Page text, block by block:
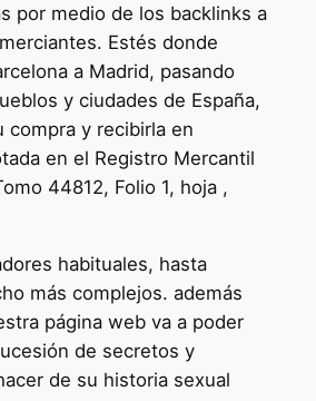
por medio de los backlinks a
Estés donde
a Madrid, pasando
y ciudades de España,
compra y recibirla en
en el Registro Mercantil
44812, Folio 1, hoja ,
habituales, hasta
más complejos. además
página web va a poder
de secretos y
de su historia sexual